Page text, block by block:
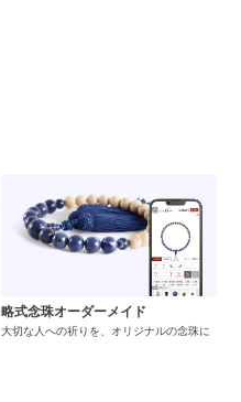
略式念珠オーダーメイド
大切な人への祈りを、オリジナルの念珠に